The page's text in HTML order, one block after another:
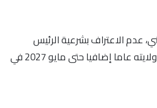
عدم الاعتراف بشرعية الرئيس
الصومالي حسن شيخ محمود، بعدما مدد البرلمان ولايته عاما إضافيا حتى مايو 2027 في